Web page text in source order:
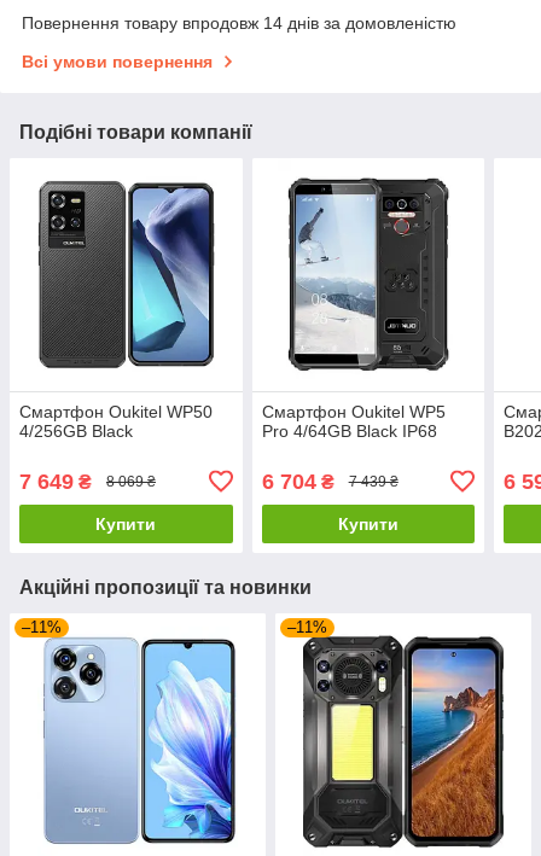
Повернення товару впродовж 14 днів за домовленістю
Всі умови повернення
Подібні товари компанії
Смартфон Oukitel WP50
4/256GB Black
7 649 ₴ 8 069 ₴
Купити
Смартфон Oukitel WP5
Pro 4/64GB Black IP68
6 704₴ 7 439 ₴
Купити
6
Акційні пропозиції та новинки
–11% –11%